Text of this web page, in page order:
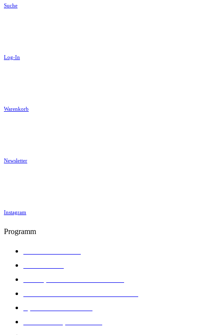
Suche
Log-In
Warenkorb
Newsletter
Instagram
Programm